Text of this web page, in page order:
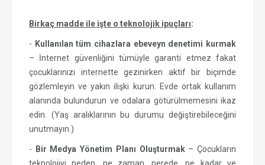
Birkaç madde ile işte o teknolojik ipuçları:
- Kullanılan tüm cihazlara ebeveyn denetimi kurmak
– İnternet güvenliğini tümüyle garanti etmez fakat
çocuklarınızı internette gezinirken aktif bir biçimde
gözlemleyin ve yakın ilişki kurun. Evde ortak kullanım
alanında bulundurun ve odalara götürülmemesini ikaz
edin. (Yaş aralıklarının bu durumu değiştirebileceğini
unutmayın.)
- Bir Medya Yönetim Planı Oluşturmak– Çocukların